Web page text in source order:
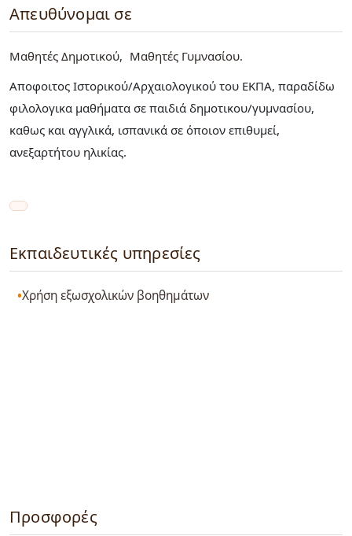
Απευθύνομαι σε
Μαθητές Δημοτικού
Μαθητές Γυμνασίου
Aποφοιτος Ιστορικού/Αρχαιολογικού του ΕΚΠΑ, παραδίδω
φιλολογικα μαθήματα σε παιδιά δημοτικου/γυμνασίου,
καθως και αγγλικά, ισπανικά σε όποιον επιθυμεί,
ανεξαρτήτου ηλικίας.
Εκπαιδευτικές υπηρεσίες
Χρήση εξωσχολικών βοηθημάτων
Προσφορές